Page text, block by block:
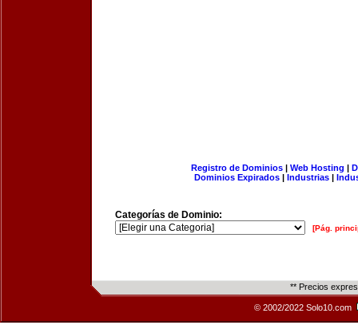
Registro de Dominios| Web Hosting |
Dominios Expirados | Industrias |
Categorías de Dominio:
[Pág.
** Precios
© 2002/2022 Solo10.com